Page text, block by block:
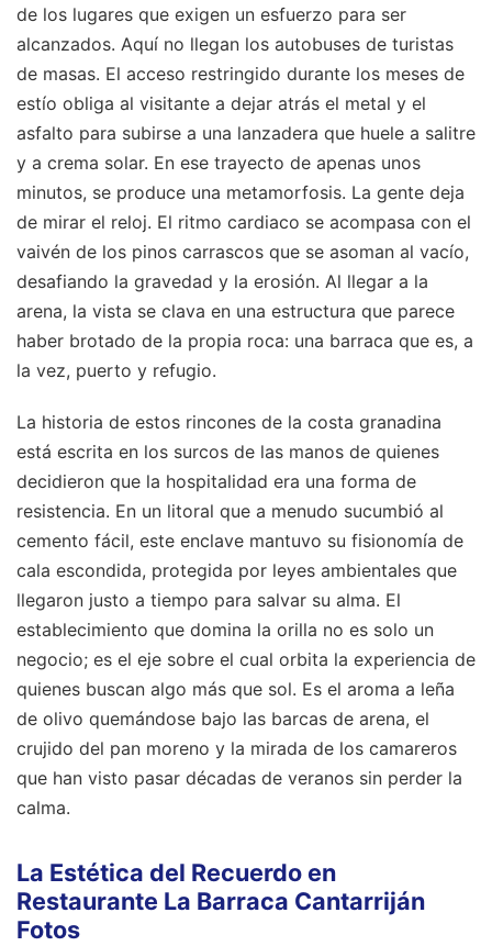
de los lugares que exigen un esfuerzo para ser
alcanzados. Aquí no llegan los autobuses de turistas
de masas. El acceso restringido durante los meses de
estío obliga al visitante a dejar atrás el metal y el
asfalto para subirse a una lanzadera que huele a salitre
y a crema solar. En ese trayecto de apenas unos
minutos, se produce una metamorfosis. La gente deja
de mirar el reloj. El ritmo cardiaco se acompasa con el
vaivén de los pinos carrascos que se asoman al vacío,
desafiando la gravedad y la erosión. Al llegar a la
arena, la vista se clava en una estructura que parece
haber brotado de la propia roca: una barraca que es, a
la vez, puerto y refugio.
La historia de estos rincones de la costa granadina
está escrita en los surcos de las manos de quienes
decidieron que la hospitalidad era una forma de
resistencia. En un litoral que a menudo sucumbió al
cemento fácil, este enclave mantuvo su fisionomía de
cala escondida, protegida por leyes ambientales que
llegaron justo a tiempo para salvar su alma. El
establecimiento que domina la orilla no es solo un
negocio; es el eje sobre el cual orbita la experiencia de
quienes buscan algo más que sol. Es el aroma a leña
de olivo quemándose bajo las barcas de arena, el
crujido del pan moreno y la mirada de los camareros
que han visto pasar décadas de veranos sin perder la
calma.
La Estética del Recuerdo en
Restaurante La Barraca Cantarriján
Fotos